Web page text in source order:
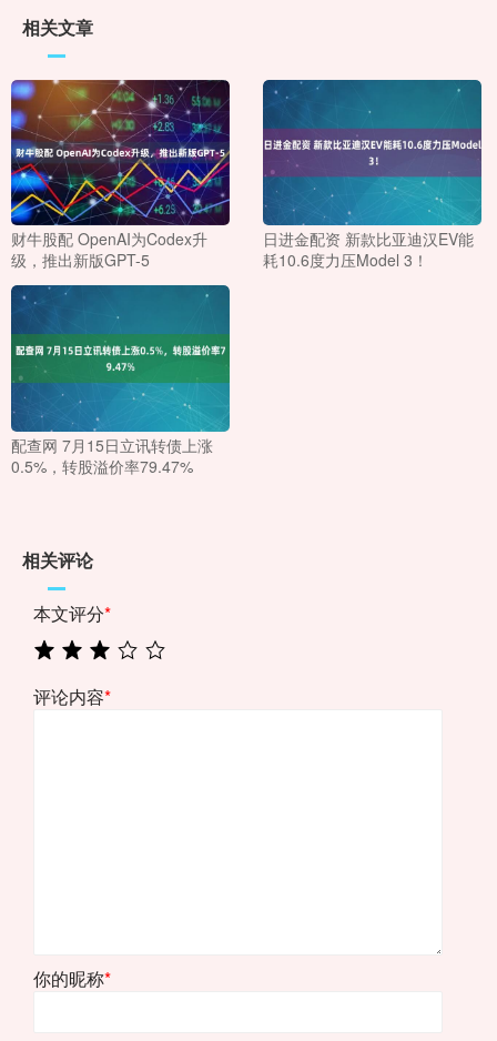
相关文章
财牛股配 OpenAI为Codex升
级，推出新版GPT-5
日进金配资 新款比亚迪汉EV能
耗10.6度力压Model 3！
配查网 7月15日立讯转债上涨
0.5%，转股溢价率79.47%
相关评论
本文评分*
评论内容*
你的昵称*